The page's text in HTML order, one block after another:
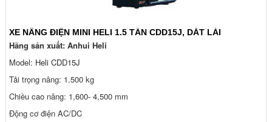
XE NÂNG ĐIỆN MINI HELI 1.5 TẤN CDD15J, DẮT LÁI
Hãng sản xuất: Anhui Heli
Model: Heli CDD15J
Tải trọng nâng: 1.500 kg
Chiều cao nâng: 1,600- 4,500 mm
Động cơ điện AC/DC